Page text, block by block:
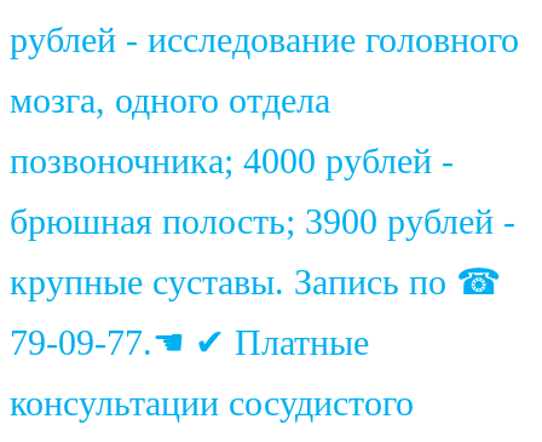
рублей - исследование головного
мозга, одного отдела
позвоночника; 4000 рублей -
брюшная полость; 3900 рублей -
крупные суставы. Запись по ☎
79-09-77.☚ ✔ Платные
консультации сосудистого